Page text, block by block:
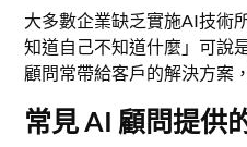
大多數企業缺乏實施AI技術
知道自己不知道什麼」可說
顧問常帶給客戶的解決方案
常見 AI 顧問提供